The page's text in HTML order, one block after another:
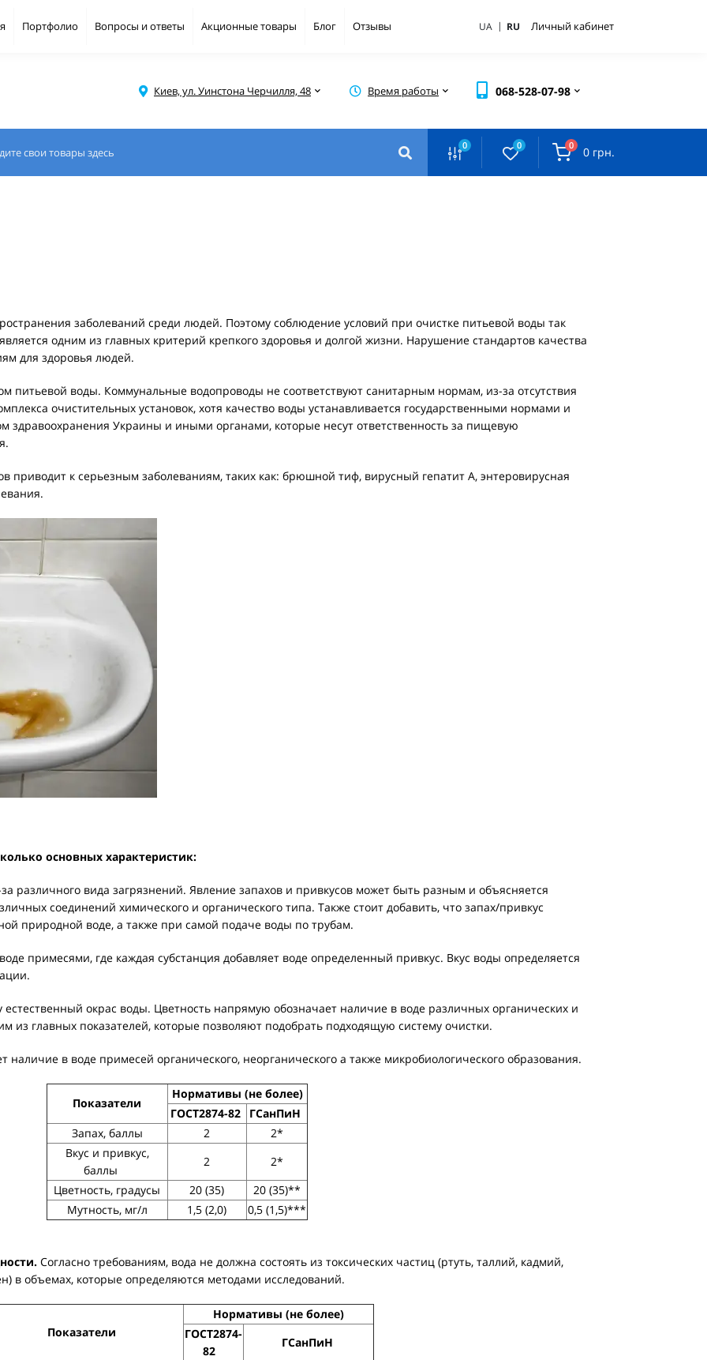
Портфолио Вопросы и ответы Акционные товары Блог Отзывы UA | RU Личный кабинет
Киев, ул. Уинстона Черчилля, 48 Время работы 068-528-07-98
0 0 0 0 грн.
заболеваний среди людей. Поэтому соблюдение условий при очистке питьевой воды так
одним из главных критерий крепкого здоровья и долгой жизни. Нарушение стандартов качества
для здоровья людей.
питьевой воды. Коммунальные водопроводы не соответствуют санитарным нормам, из-за отсутствия
очистительных установок, хотя качество воды устанавливается государственными нормами и
Украины и иными органами, которые несут ответственность за пищевую
приводит к серьезным заболеваниям, таких как: брюшной тиф, вирусный гепатит А, энтеровирусная
основных характеристик:
различного вида загрязнений. Явление запахов и привкусов может быть разным и объясняется
соединений химического и органического типа. Также стоит добавить, что запах/привкус
природной воде, а также при самой подаче воды по трубам.
примесями, где каждая субстанция добавляет воде определенный привкус. Вкус воды определяется
окрас воды. Цветность напрямую обозначает наличие в воде различных органических и
из главных показателей, которые позволяют подобрать подходящую систему очистки.
наличие в воде примесей органического, неорганического а также микробиологического образования.
Показатели
Нормативы (не более)
ГОСТ2874-82
ГСанПиН
Запах, баллы
2
2*
Вкус и привкус,
баллы
2
2*
Цветность, градусы
20 (35)
20 (35)**
Мутность, мг/л
1,5 (2,0) 0,5 (1,5)***
Согласно требованиям, вода не должна состоять из токсических частиц (ртуть, таллий, кадмий,
в объемах, которые определяются методами исследований.
Показатели
Нормативы (не более)
ГОСТ2874-
82
ГСанПиН